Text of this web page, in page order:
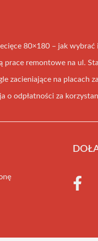
80×180 – jak
prace remontowe na ul.
zacieniające na placach
o odpłatności za